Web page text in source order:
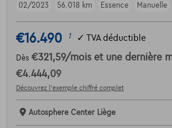
02/2023
56.018 km Essence Manuelle
€16.490 1 ✓ TVA déductible
Dès €321,59/mois et une dernière
€4.444,09
Découvrez l’exemple chiffré complet
Autosphere Center Liège